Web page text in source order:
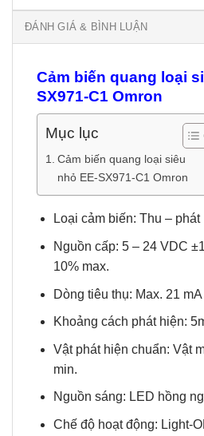
ĐÁNH GIÁ & BÌNH LUẬN
Cảm biến quang loại
SX971-C1 Omron
Mục lục
Cảm biến quang loại siêu
nhỏ EE-SX971-C1 Omron
Loại cảm biến: Thu – phát
Nguồn cấp: 5 – 24 VDC
10% max.
Dòng tiêu thụ: Max. 21 mA
Khoảng cách phát hiện:
Vật phát hiện chuẩn: Vật
min.
Nguồn sáng: LED hồng
Chế độ hoạt động: Light-